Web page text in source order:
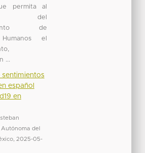
permita al
del
de
el
...
sentimientos
español
en
del
, 2025-05-